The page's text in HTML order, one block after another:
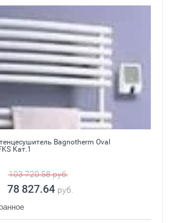
Bagnotherm Oval
Кат.1
103 720.58руб.
78 827.64 руб.